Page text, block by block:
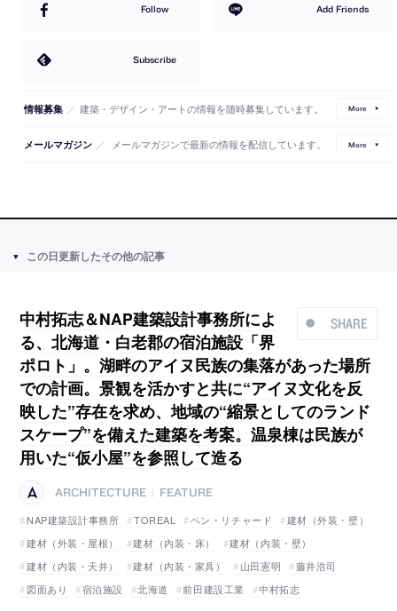
Follow Add Friends
Subscribe
情報募集 ／ 建築・デザイン・アートの情報を随時募集しています。 More
メールマガジン ／ メールマガジンで最新の情報を配信しています。 More
この日更新したその他の記事
SHARE
中村拓志＆NAP建築設計事務所によ
る、北海道・白老郡の宿泊施設「界
ポロト」。湖畔のアイヌ民族の集落があった場所
での計画。景観を活かすと共に“アイヌ文化を反
映した”存在を求め、地域の“縮景としてのランド
スケープ”を備えた建築を考案。温泉棟は民族が
用いた“仮小屋”を参照して造る
ARCHITECTURE
FEATURE
NAP建築設計事務所
TOREAL ベン・リチャード
建材（外装・壁）
建材（外装・屋根）
建材（内装・床）
建材（内装・壁）
建材（内装・天井）
建材（内装・家具） 山田憲明
藤井浩司
図面あり
宿泊施設 北海道 前田建設工業 中村拓志